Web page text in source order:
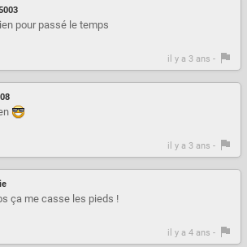
pour passé le temps
il y a 3 ans -
il y a 3 ans -
ça me casse les pieds !
il y a 4 ans -